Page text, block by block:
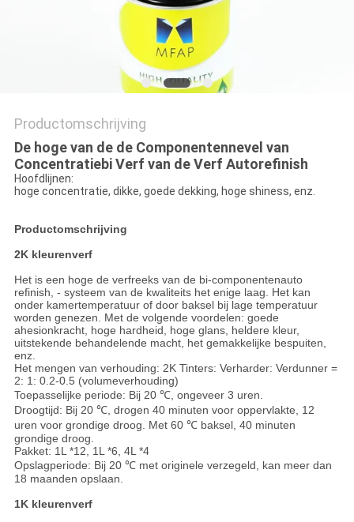
Productomschrijving
De hoge van de de Componentennevel van
Concentratiebi Verf van de Verf Autorefinish
Hoofdlijnen:
hoge concentratie, dikke, goede dekking, hoge shiness, enz.
Productomschrijving
2K kleurenverf
Het is een hoge de verfreeks van de bi-componentenauto
refinish, - systeem van de kwaliteits het enige laag. Het kan
onder kamertemperatuur of door baksel bij lage temperatuur
worden genezen. Met de volgende voordelen: goede
ahesionkracht, hoge hardheid, hoge glans, heldere kleur,
uitstekende behandelende macht, het gemakkelijke bespuiten,
enz.
Het mengen van verhouding: 2K Tinters: Verharder: Verdunner =
2: 1: 0.2-0.5 (volumeverhouding)
Toepasselijke periode: Bij 20 ℃, ongeveer 3 uren.
Droogtijd: Bij 20 ℃, drogen 40 minuten voor oppervlakte, 12
uren voor grondige droog. Met 60 ℃ baksel, 40 minuten
grondige droog.
Pakket: 1L *12, 1L *6, 4L *4
Opslagperiode: Bij 20 ℃ met originele verzegeld, kan meer dan
18 maanden opslaan.
1K kleurenverf